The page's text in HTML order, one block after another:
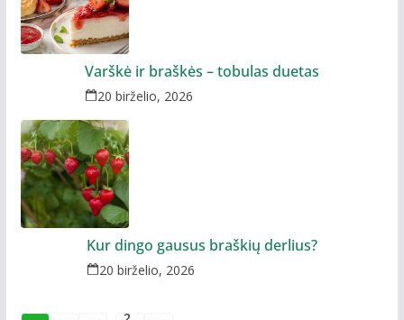
Varškė ir braškės – tobulas duetas
20 birželio, 2026
Kur dingo gausus braškių derlius?
20 birželio, 2026